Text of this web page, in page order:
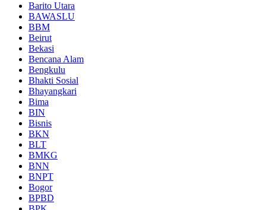
Barito Utara
BAWASLU
BBM
Beirut
Bekasi
Bencana Alam
Bengkulu
Bhakti Sosial
Bhayangkari
Bima
BIN
Bisnis
BKN
BLT
BMKG
BNN
BNPT
Bogor
BPBD